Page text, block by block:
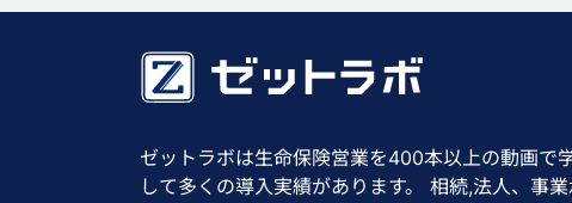
ゼットラボは生命保険営業を400本以上の動画で
して多くの導入実績があります。 相続,法人、事